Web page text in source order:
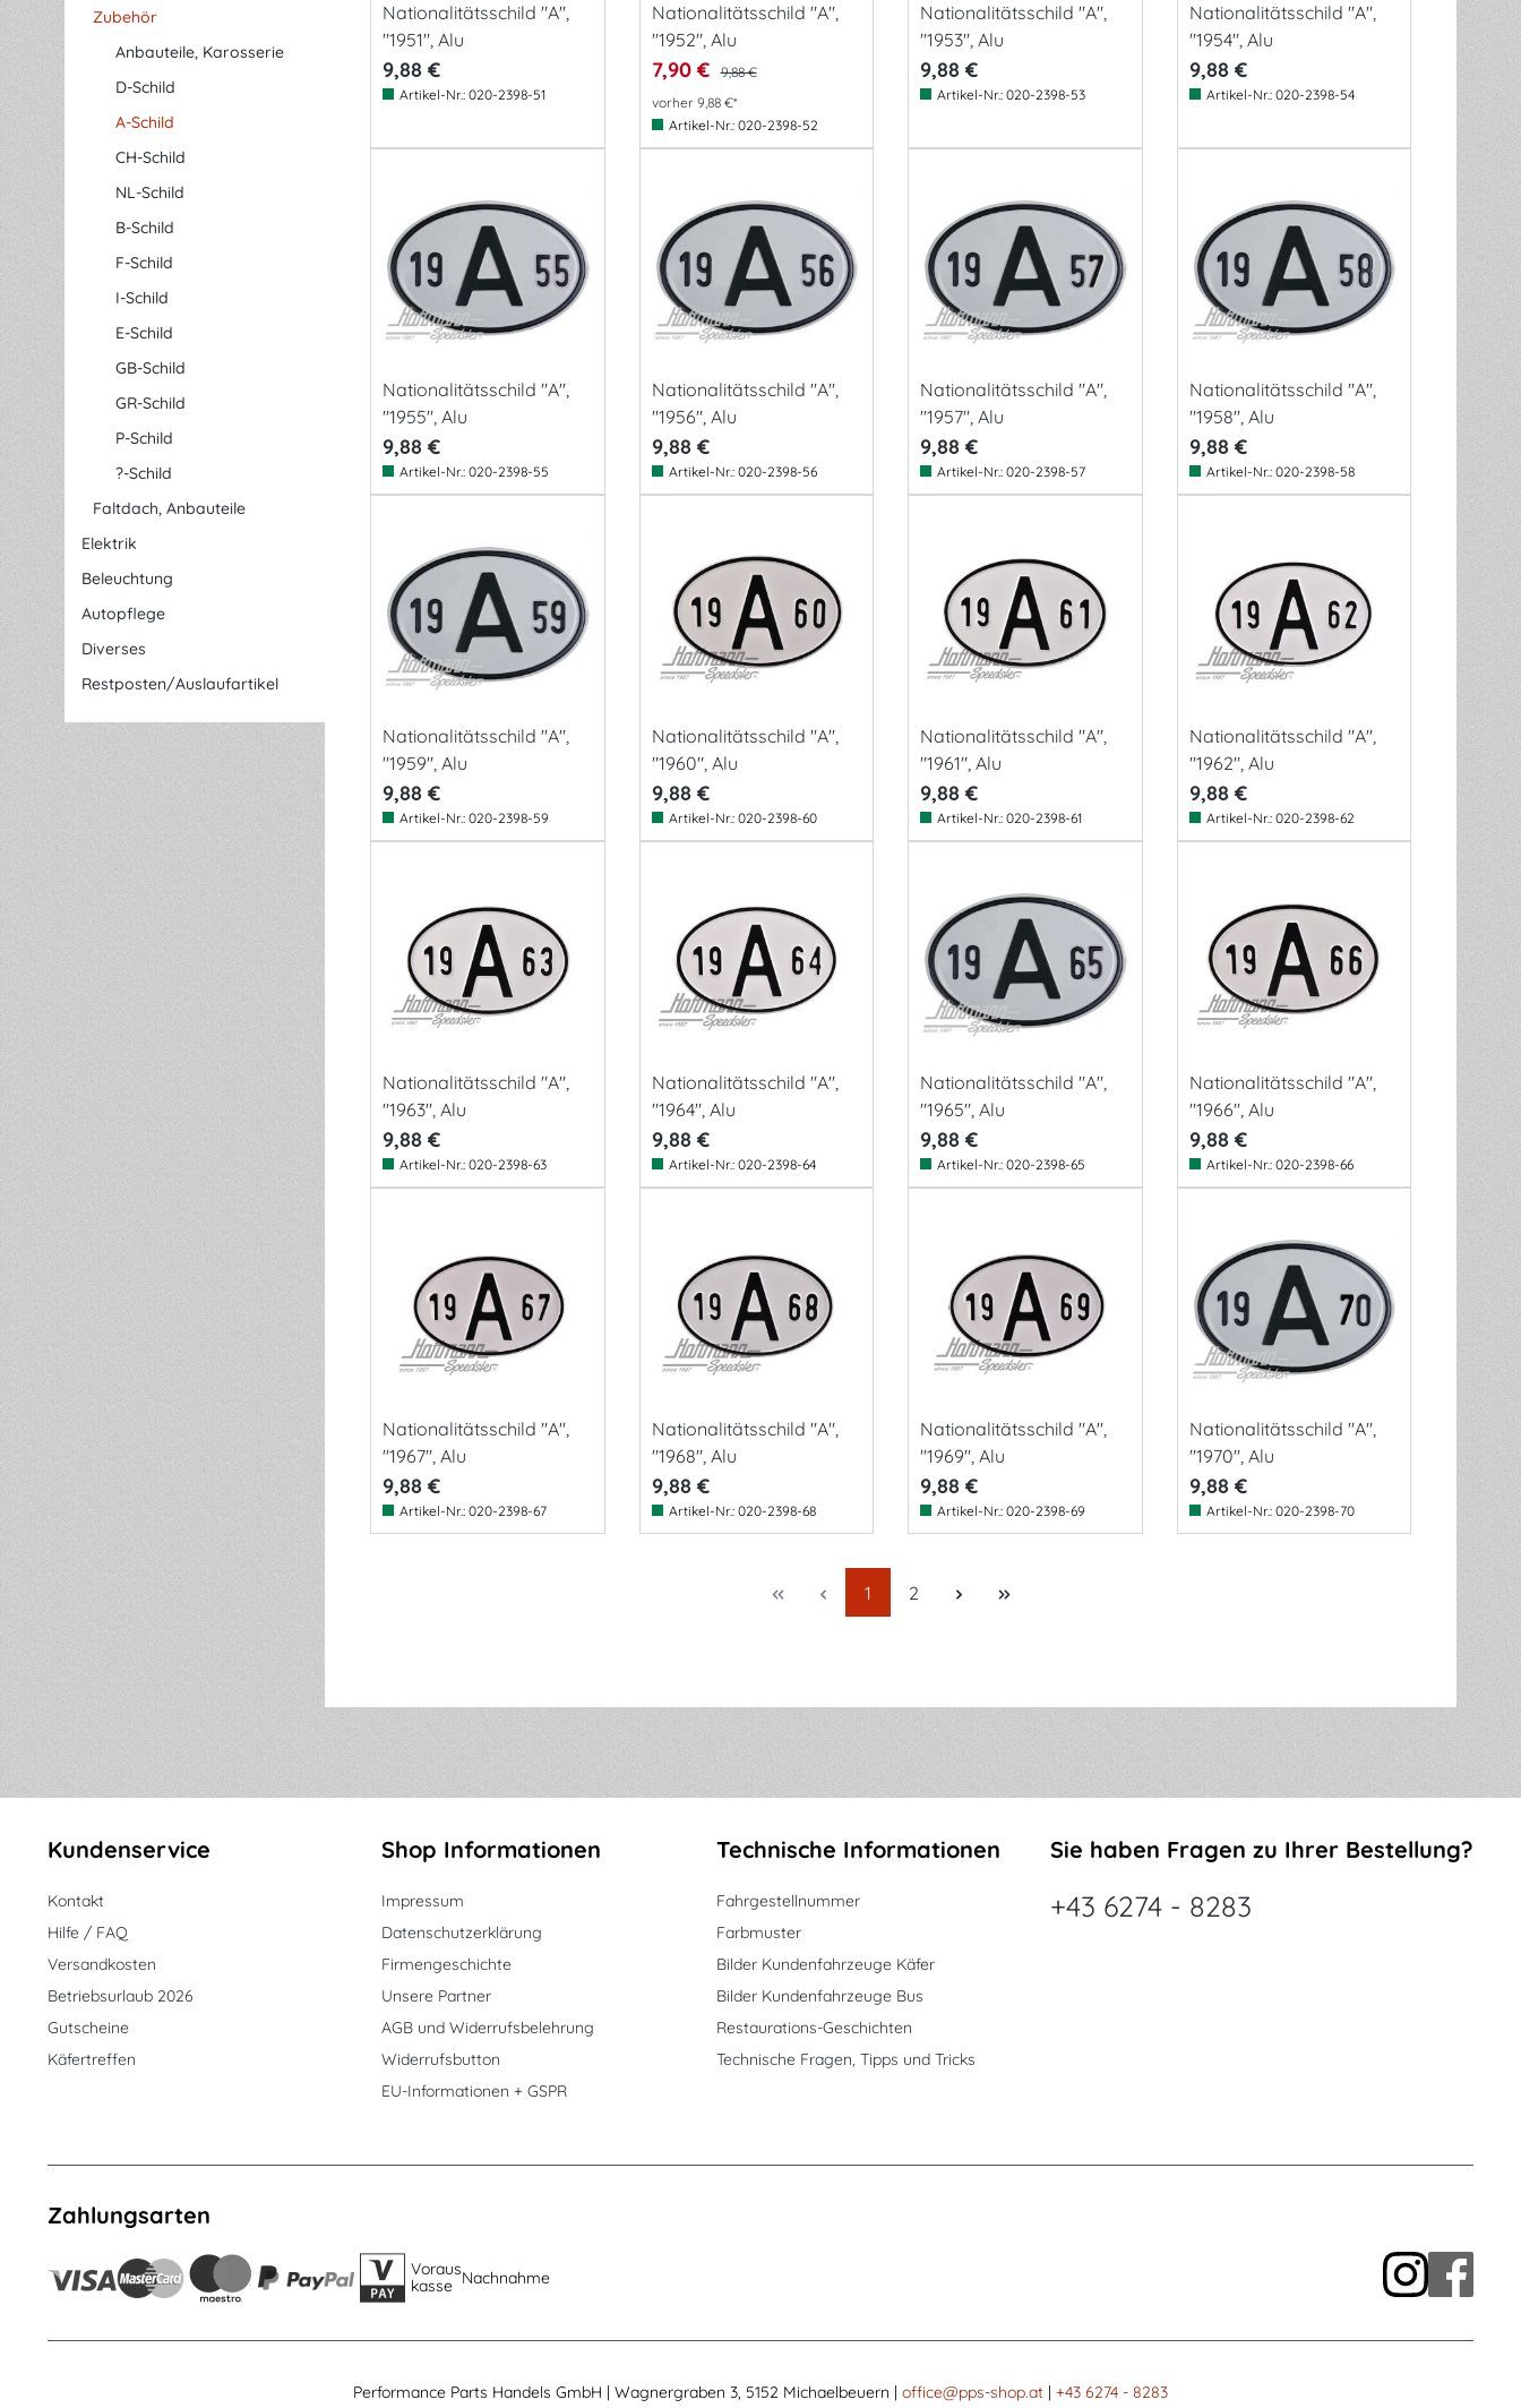
Zubehör
Anbauteile, Karosserie
D-Schild
A-Schild
CH-Schild
NL-Schild
B-Schild
F-Schild
I-Schild
E-Schild
GB-Schild
GR-Schild
P-Schild
?-Schild
Faltdach, Anbauteile
Elektrik
Beleuchtung
Autopflege
Diverses
Restposten/Auslaufartikel
Nationalitätsschild "A",
"1951", Alu
9,88 €
Artikel-Nr.: 020-2398-51
Nationalitätsschild "A",
"1952", Alu
7,90 €
9,88 €
vorher 9,88 €*
Artikel-Nr.: 020-2398-52
Nationalitätsschild "A",
"1953", Alu
9,88 €
Artikel-Nr.: 020-2398-53
Nationalitätsschild "A",
"1954", Alu
9,88 €
Artikel-Nr.: 020-2398-54
Nationalitätsschild "A",
"1955", Alu
9,88 €
Artikel-Nr.: 020-2398-55
Nationalitätsschild "A",
"1956", Alu
9,88 €
Artikel-Nr.: 020-2398-56
Nationalitätsschild "A",
"1957", Alu
9,88 €
Artikel-Nr.: 020-2398-57
Nationalitätsschild "A",
"1958", Alu
9,88 €
Artikel-Nr.: 020-2398-58
Nationalitätsschild "A",
"1959", Alu
9,88 €
Artikel-Nr.: 020-2398-59
Nationalitätsschild "A",
"1960", Alu
9,88 €
Artikel-Nr.: 020-2398-60
Nationalitätsschild "A",
"1961", Alu
9,88 €
Artikel-Nr.: 020-2398-61
Nationalitätsschild "A",
"1962", Alu
9,88 €
Artikel-Nr.: 020-2398-62
Nationalitätsschild "A",
"1963", Alu
9,88 €
Artikel-Nr.: 020-2398-63
Nationalitätsschild "A",
"1964", Alu
9,88 €
Artikel-Nr.: 020-2398-64
Nationalitätsschild "A",
"1965", Alu
9,88 €
Artikel-Nr.: 020-2398-65
Nationalitätsschild "A",
"1966", Alu
9,88 €
Artikel-Nr.: 020-2398-66
Nationalitätsschild "A",
"1967", Alu
9,88 €
Artikel-Nr.: 020-2398-67
Nationalitätsschild "A",
"1968", Alu
9,88 €
Artikel-Nr.: 020-2398-68
Nationalitätsschild "A",
"1969", Alu
9,88 €
Artikel-Nr.: 020-2398-69
Nationalitätsschild "A",
"1970", Alu
9,88 €
Artikel-Nr.: 020-2398-70
Seite
1 Seite
2
Kundenservice
Kontakt
Hilfe / FAQ
Versandkosten
Betriebsurlaub 2026
Gutscheine
Käfertreffen
Shop Informationen
Impressum
Datenschutzerklärung
Firmengeschichte
Unsere Partner
AGB und Widerrufsbelehrung
Widerrufsbutton
EU-Informationen + GSPR
Technische Informationen
Fahrgestellnummer
Farbmuster
Bilder Kundenfahrzeuge Käfer
Bilder Kundenfahrzeuge Bus
Restaurations-Geschichten
Technische Fragen, Tipps und Tricks
Sie haben Fragen zu Ihrer Bestellung?
+43 6274 - 8283
Zahlungsarten
Voraus
kasse Nachnahme
Performance Parts Handels GmbH | Wagnergraben 3, 5152 Michaelbeuern | office@pps-shop.at | +43 6274 - 8283